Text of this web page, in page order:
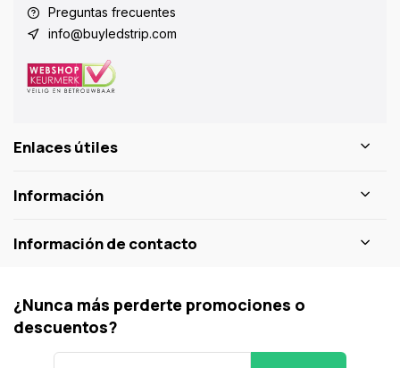
Preguntas frecuentes
info@buyledstrip.com
Enlaces útiles
Información
Información de contacto
¿Nunca más perderte promociones o
descuentos?